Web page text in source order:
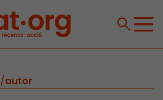
/autor